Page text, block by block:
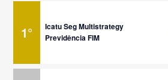
1°
Icatu Seg Multistrategy
Previdência FIM